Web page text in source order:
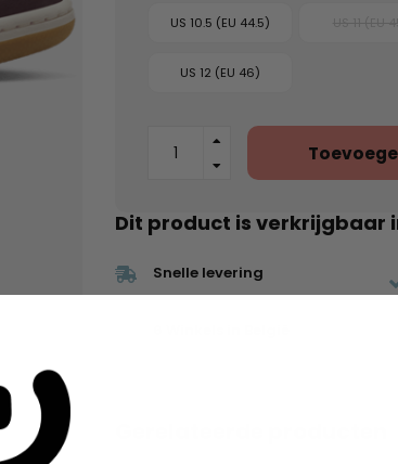
US 10.5 (EU 44.5)
US 12 (EU 46)
Dit product is verkrijgbaar
Snelle levering